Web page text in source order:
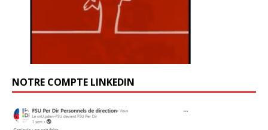
NOTRE COMPTE LINKEDIN